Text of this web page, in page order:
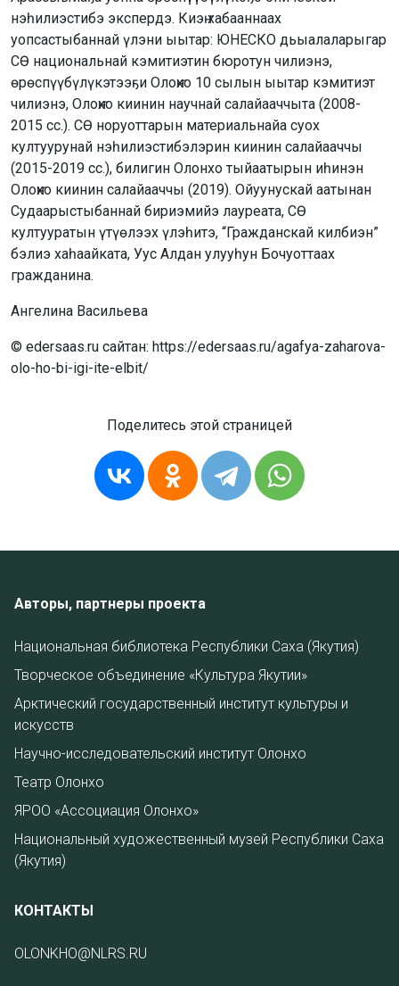
нэһилиэстибэ экспердэ. Киэҥ хабааннаах
уопсастыбаннай үлэни ыытар: ЮНЕСКО дьыалаларыгар
СӨ национальнай кэмитиэтин бюротун чилиэнэ,
өрөспүүбүлүкэтээҕи Олоҥхо 10 сылын ыытар кэмитиэт
чилиэнэ, Олоҥхо киинин научнай салайааччыта (2008-
2015 сс.). СӨ норуоттарын материальнайа суох
култуурунай нэһилиэстибэлэрин киинин салайааччы
(2015-2019 сс.), билигин Олонхо тыйаатырын иһинэн
Олоҥхо киинин салайааччы (2019). Ойуунускай аатынан
Судаарыстыбаннай бириэмийэ лауреата, СӨ
култууратын үтүөлээх үлэһитэ, “Гражданскай килбиэн”
бэлиэ хаһаайката, Уус Алдан улууһун Бочуоттаах
гражданина.
Ангелина Васильева
© edersaas.ru сайтан: https://edersaas.ru/agafya-zaharova-
olo-ho-bi-igi-ite-elbit/
Поделитесь этой страницей
Авторы, партнеры проекта
Национальная библиотека Республики Саха (Якутия)
Творческое объединение «Культура Якутии»
Арктический государственный институт культуры и
искусств
Научно-исследовательский институт Олонхо
Театр Олонхо
ЯРОО «Ассоциация Олонхо»
Национальный художественный музей Республики Саха
(Якутия)
КОНТАКТЫ
OLONKHO@NLRS.RU